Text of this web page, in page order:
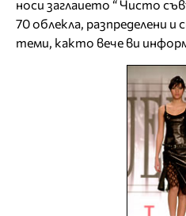
носи заглаието “ Чисто
70 облекла, разпределени
теми, както вече ви